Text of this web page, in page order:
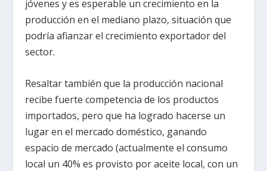
jóvenes y es esperable un crecimiento en la
producción en el mediano plazo, situación que
podría afianzar el crecimiento exportador del
sector.
Resaltar también que la producción nacional
recibe fuerte competencia de los productos
importados, pero que ha logrado hacerse un
lugar en el mercado doméstico, ganando
espacio de mercado (actualmente el consumo
local un 40% es provisto por aceite local, con un